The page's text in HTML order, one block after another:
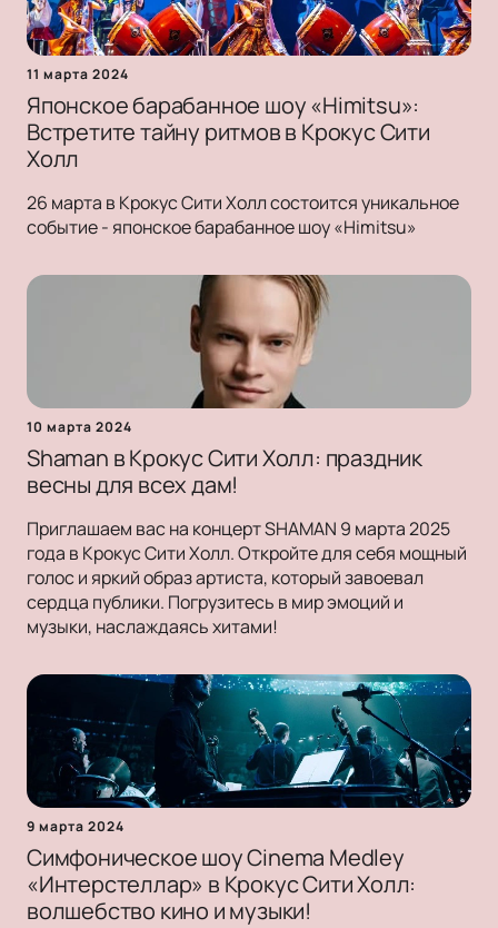
11 марта 2024
Японское барабанное шоу «Himitsu»:
Встретите тайну ритмов в Крокус Сити
Холл
26 марта в Крокус Сити Холл состоится уникальное
событие - японское барабанное шоу «Himitsu»
10 марта 2024
Shaman в Крокус Сити Холл: праздник
весны для всех дам!
Приглашаем вас на концерт SHAMAN 9 марта 2025
года в Крокус Сити Холл. Откройте для себя мощный
голос и яркий образ артиста, который завоевал
сердца публики. Погрузитесь в мир эмоций и
музыки, наслаждаясь хитами!
9 марта 2024
Симфоническое шоу Cinema Medley
«Интерстеллар» в Крокус Сити Холл:
волшебство кино и музыки!